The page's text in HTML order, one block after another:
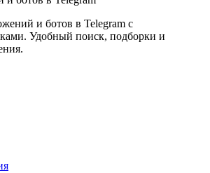
и ботов в Telegram с
Удобный поиск, подборки и